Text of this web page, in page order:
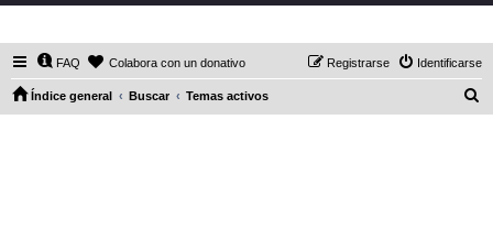
FAQ Colabora con un donativo Identificarse
Registrarse
Índice general Buscar Temas activos